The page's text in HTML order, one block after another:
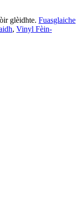
glèidhte. Fuasglaiche
, Vinyl Fèin-